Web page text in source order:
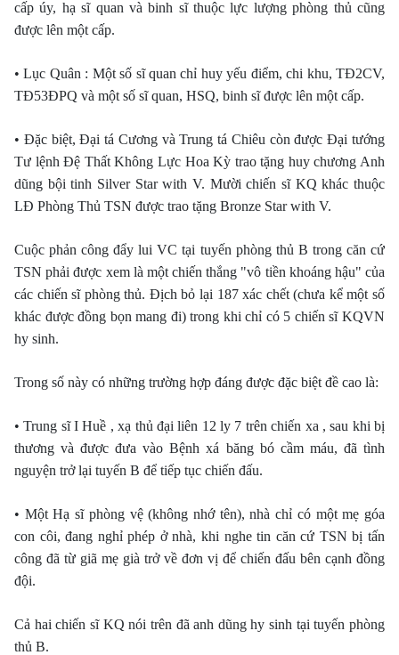
cấp úy, hạ sĩ quan và binh sĩ thuộc lực lượng phòng thủ cũng
được lên một cấp.
• Lục Quân : Một số sĩ quan chỉ huy yếu điểm, chi khu, TÐ2CV,
TÐ53ÐPQ và một số sĩ quan, HSQ, binh sĩ được lên một cấp.
• Ðặc biệt, Ðại tá Cương và Trung tá Chiêu còn được Ðại tướng
Tư lệnh Ðệ Thất Không Lực Hoa Kỳ trao tặng huy chương Anh
dũng bội tinh Silver Star with V. Mười chiến sĩ KQ khác thuộc
LÐ Phòng Thủ TSN được trao tặng Bronze Star with V.
Cuộc phản công đẩy lui VC tại tuyến phòng thủ B trong căn cứ
TSN phải được xem là một chiến thắng "vô tiền khoáng hậu" của
các chiến sĩ phòng thủ. Ðịch bỏ lại 187 xác chết (chưa kể một số
khác được đồng bọn mang đi) trong khi chỉ có 5 chiến sĩ KQVN
hy sinh.
Trong số này có những trường hợp đáng được đặc biệt đề cao là:
• Trung sĩ I Huề , xạ thủ đại liên 12 ly 7 trên chiến xa , sau khi bị
thương và được đưa vào Bệnh xá băng bó cầm máu, đã tình
nguyện trở lại tuyến B để tiếp tục chiến đấu.
• Một Hạ sĩ phòng vệ (không nhớ tên), nhà chỉ có một mẹ góa
con côi, đang nghỉ phép ở nhà, khi nghe tin căn cứ TSN bị tấn
công đã từ giã mẹ già trở về đơn vị để chiến đấu bên cạnh đồng
đội.
Cả hai chiến sĩ KQ nói trên đã anh dũng hy sinh tại tuyến phòng
thủ B.